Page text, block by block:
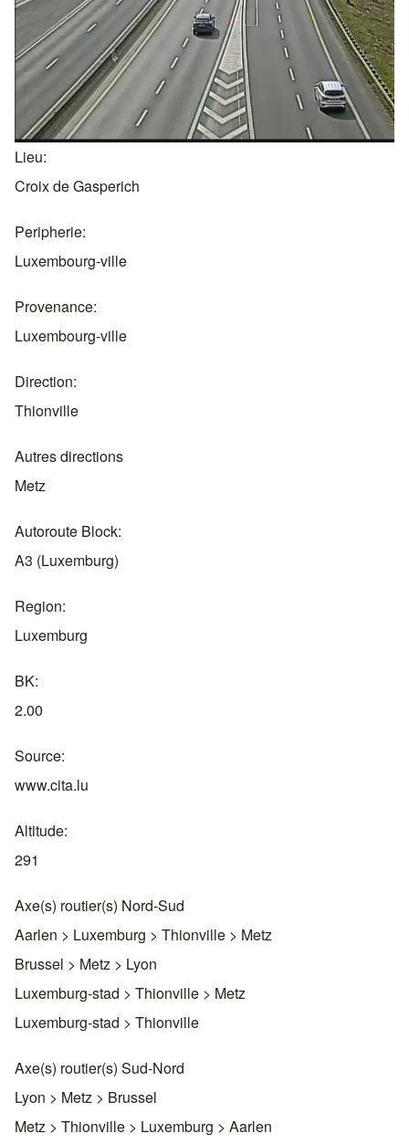
Lieu
Croix de Gasperich
Peripherie
Luxembourg-ville
Provenance
Luxembourg-ville
Direction
Thionville
Autres directions
Metz
Autoroute Block
A3 (Luxemburg)
Region
Luxemburg
BK
2.00
Source
www.cita.lu
Altitude
291
Axe(s) routier(s) Nord-Sud
Aarlen > Luxemburg > Thionville > Metz
Brussel > Metz > Lyon
Luxemburg-stad > Thionville > Metz
Luxemburg-stad > Thionville
Axe(s) routier(s) Sud-Nord
Lyon > Metz > Brussel
Metz > Thionville > Luxemburg > Aarlen